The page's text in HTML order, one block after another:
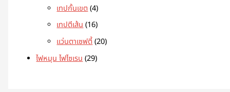
เทปกั้นเขต 4
เทปตีเส้น 16
แว่นตาเซฟตี้ 20
ไฟหมุน ไฟไซเรน 29